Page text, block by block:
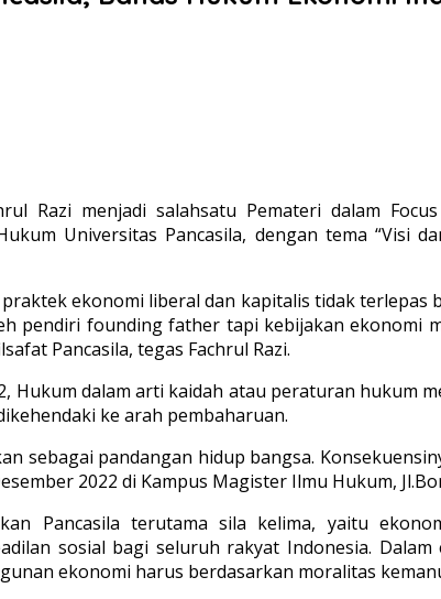
Razi menjadi salahsatu Pemateri dalam
Universitas Pancasila, dengan tema “Visi
ekonomi liberal dan kapitalis tidak terlepas
pendiri founding father tapi kebijakan ekonomi
Pancasila, tegas Fachrul Razi.
Hukum dalam arti kaidah atau peraturan hukum
ke arah pembaharuan.
sebagai pandangan hidup bangsa.
2022 di Kampus Magister Ilmu Hukum,
Pancasila terutama sila kelima, yaitu
sosial bagi seluruh rakyat Indonesia.
ekonomi harus berdasarkan moralitas